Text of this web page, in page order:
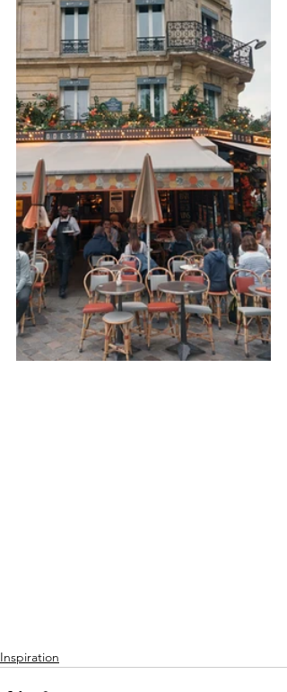
Inspiration